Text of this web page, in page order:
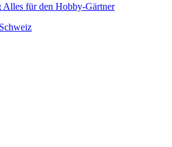
Alles für den Hobby-Gärtner